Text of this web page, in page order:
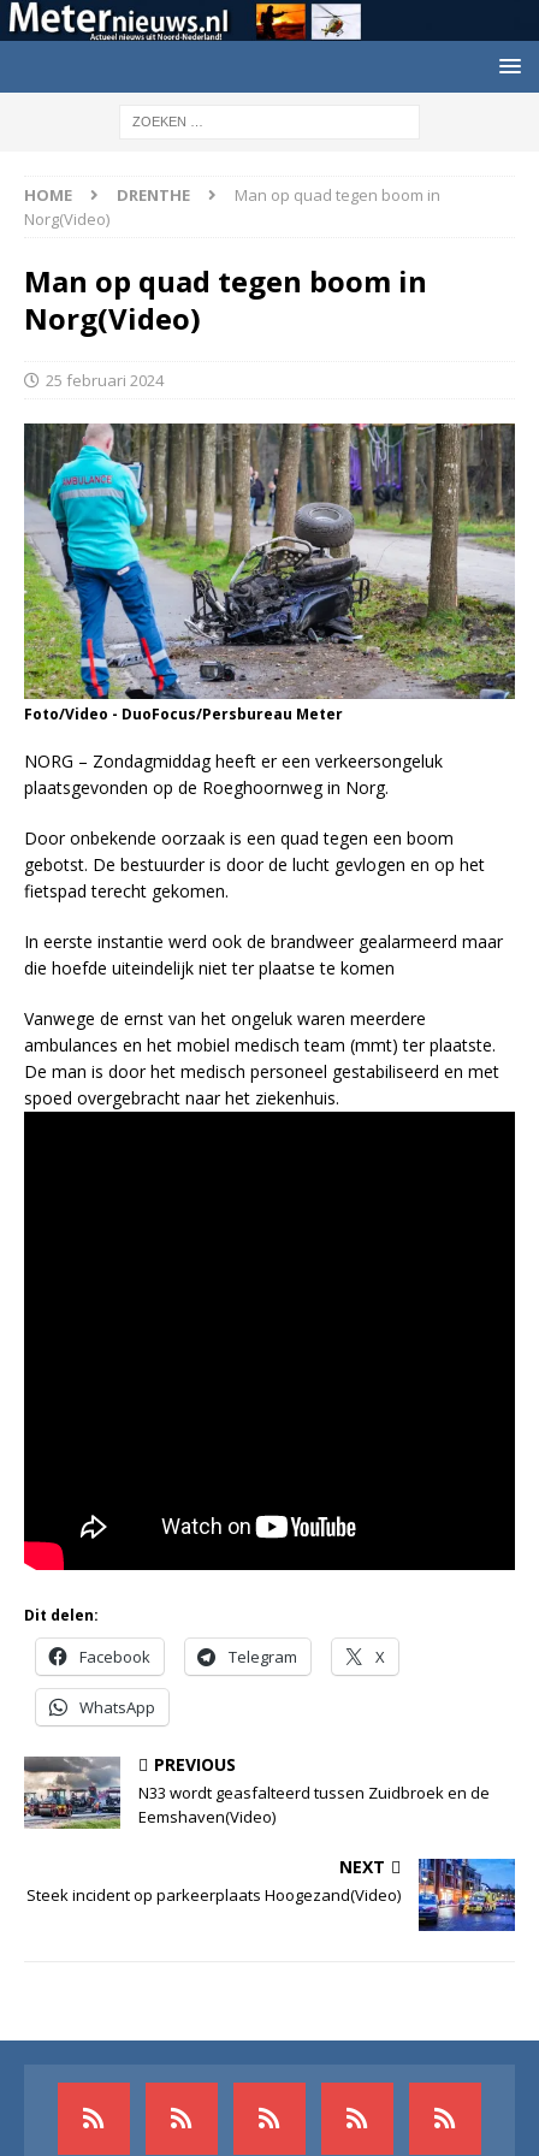
HOME DRENTHE
Man op quad tegen boom in
Norg(Video)
Man op quad tegen boom in
Norg(Video)
25 februari 2024
Foto/Video - DuoFocus/Persbureau Meter
NORG – Zondagmiddag heeft er een verkeersongeluk
plaatsgevonden op de Roeghoornweg in Norg.
Door onbekende oorzaak is een quad tegen een boom
gebotst. De bestuurder is door de lucht gevlogen en op het
fietspad terecht gekomen.
In eerste instantie werd ook de brandweer gealarmeerd maar
die hoefde uiteindelijk niet ter plaatse te komen
Vanwege de ernst van het ongeluk waren meerdere
ambulances en het mobiel medisch team (mmt) ter plaatste.
De man is door het medisch personeel gestabiliseerd en met
spoed overgebracht naar het ziekenhuis.
Dit delen:
Facebook Telegram X
WhatsApp
PREVIOUS
N33 wordt geasfalteerd tussen Zuidbroek en de
Eemshaven(Video)
NEXT
Steek incident op parkeerplaats Hoogezand(Video)